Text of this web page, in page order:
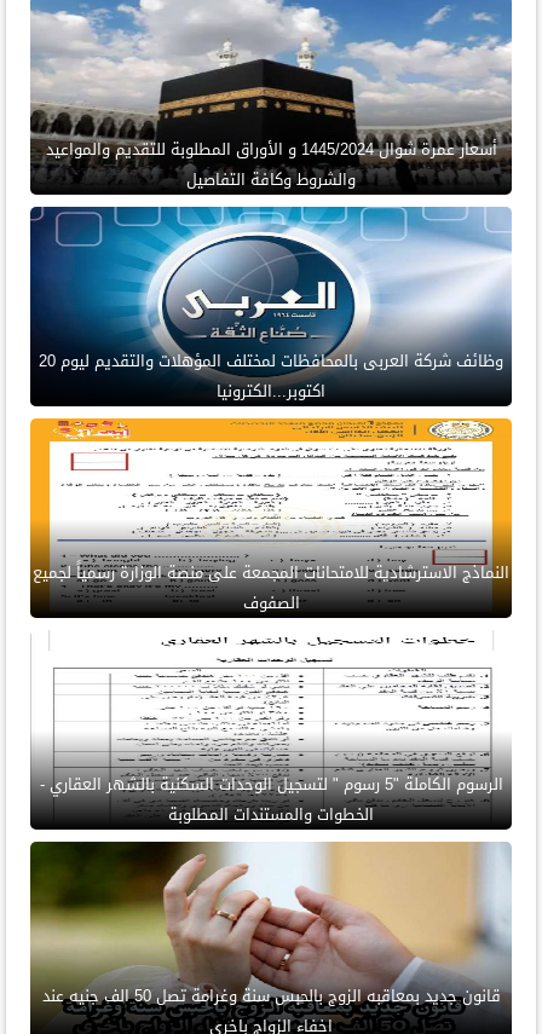
أسعار عمرة شوال 1445/2024 و الأوراق المطلوبة للتقديم والمواعيد
والشروط وكافة التفاصيل
وظائف شركة العربى بالمحافظات لمختلف المؤهلات والتقديم ليوم 20
اكتوبر...الكترونيا
النماذج الاسترشادية للامتحانات المجمعة على منصة الوزارة رسمياً لجميع
الصفوف
الرسوم الكاملة "5 رسوم " لتسجيل الوحدات السكنية بالشهر العقاري -
الخطوات والمستندات المطلوبة
قانون جديد بمعاقبه الزوج بالحبس سنة وغرامة تصل 50 الف جنيه عند
اخفاء الزواج باخرى